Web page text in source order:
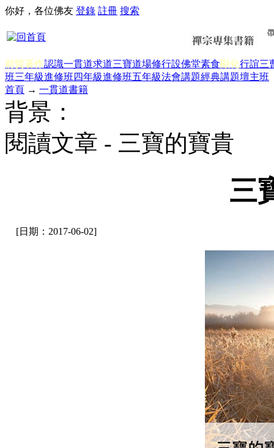
你好，各位佛友 登錄 註冊 搜索
前賢著作認識一貫道求道三寶道場修行設佛堂素食顯化行誼三
班三年級進修班四年級進修班五年級法會講題經典講題壇主班
首頁 → 一貫道書籍
背景：
閱讀文章 - 三寶的寶貴
三
[日期：2017-06-02]